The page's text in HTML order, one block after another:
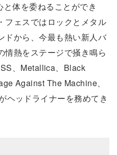
体を委ねることができ
フェスではロックとメタル
ドから、今最も熱い新人バ
情熱をステージで掻き鳴ら
、Metallica、Black
Against The Machine、
ッドライナーを務めてき